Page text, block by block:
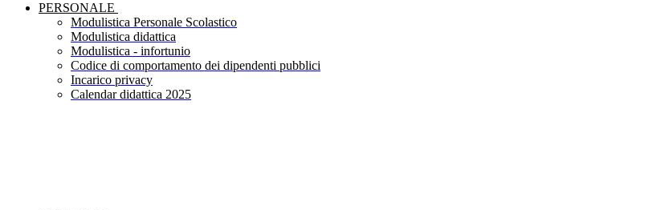
PERSONALE
Modulistica Personale Scolastico
Modulistica didattica
Modulistica - infortunio
Codice di comportamento dei dipendenti pubblici
Incarico privacy
Calendar didattica 2025